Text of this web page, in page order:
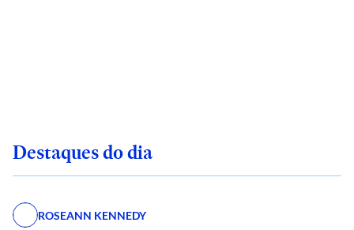
Destaques do dia
ROSEANN KENNEDY